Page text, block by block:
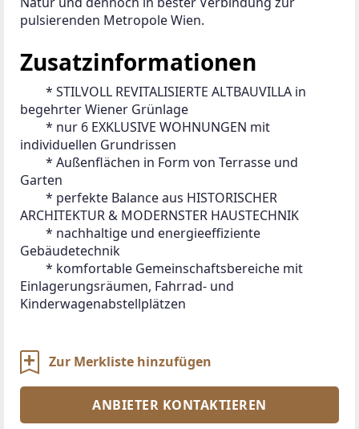
pulsierenden Metropole Wien.
Zusatzinformationen
begehrter Wiener Grünlage
individuellen Grundrissen
Garten
ARCHITEKTUR & MODERNSTER HAUSTECHNIK
Gebäudetechnik
Einlagerungsräumen, Fahrrad- und
Kinderwagenabstellplätzen
Zur Merkliste hinzufügen
ANBIETER KONTAKTIEREN